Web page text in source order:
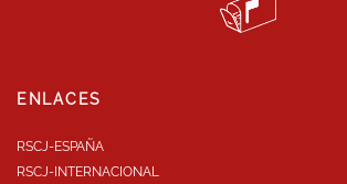
ENLACES
RSCJ-ESPAÑA
RSCJ-INTERNACIONAL